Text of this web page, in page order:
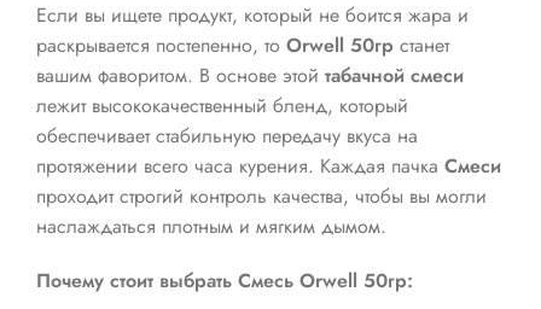
Если вы ищете продукт, который не боится жара и
раскрывается постепенно, то Orwell 50гр станет
вашим фаворитом. В основе этой табачной смеси
лежит высококачественный бленд, который
обеспечивает стабильную передачу вкуса на
протяжении всего часа курения. Каждая пачка Смеси
проходит строгий контроль качества, чтобы вы могли
наслаждаться плотным и мягким дымом.
Почему стоит выбрать Смесь Orwell 50гр: